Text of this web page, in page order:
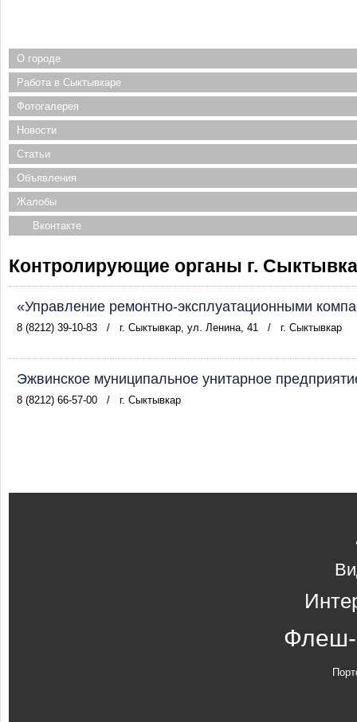
О городе
Работа в Сыктывкаре
Фотогалерея
Новости
Статьи
Объявления
Жалобы
Вконтакте
Контролирующие органы г.
«Управление ремонтно-эксплуатационными
8 (8212) 39-10-83 / г. Сыктывкар, ул. Ленина, 41 / г. Сыктывкар
Эжвинское муниципальное унитарное
8 (8212) 66-57-00 / г. Сыктывкар
Флеш-